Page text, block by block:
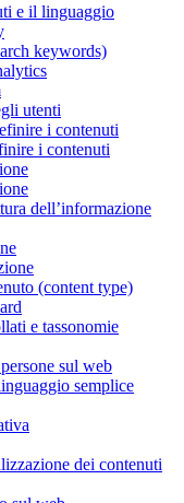
e il linguaggio
keywords)
utenti
i contenuti
i contenuti
dell’informazione
(content type)
e tassonomie
sul web
semplice
dei contenuti